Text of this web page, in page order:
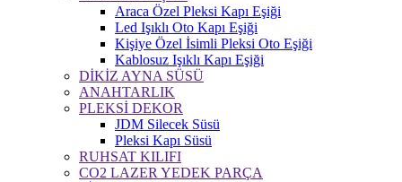
Araca Özel Pleksi Kapı Eşiği
Led Işıklı Oto Kapı Eşiği
Kişiye Özel İsimli Pleksi Oto Eşiği
Kablosuz Işıklı Kapı Eşiği
DİKİZ AYNA SÜSÜ
ANAHTARLIK
PLEKSİ DEKOR
JDM Silecek Süsü
Pleksi Kapı Süsü
RUHSAT KILIFI
CO2 LAZER YEDEK PARÇA